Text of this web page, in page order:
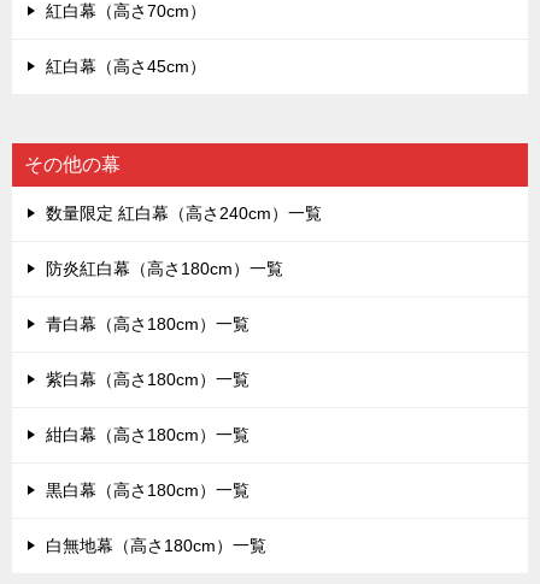
紅白幕（高さ70cm）
紅白幕（高さ45cm）
その他の幕
数量限定 紅白幕（高さ240cm）一覧
防炎紅白幕（高さ180cm）一覧
青白幕（高さ180cm）一覧
紫白幕（高さ180cm）一覧
紺白幕（高さ180cm）一覧
黒白幕（高さ180cm）一覧
白無地幕（高さ180cm）一覧